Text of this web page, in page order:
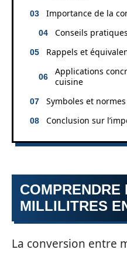
Importance de la
Conseils
Rappels et
Applications
cuisine
Symboles et
Conclusion sur
COMPRENDRE
MILLILITRES
La conversion entre